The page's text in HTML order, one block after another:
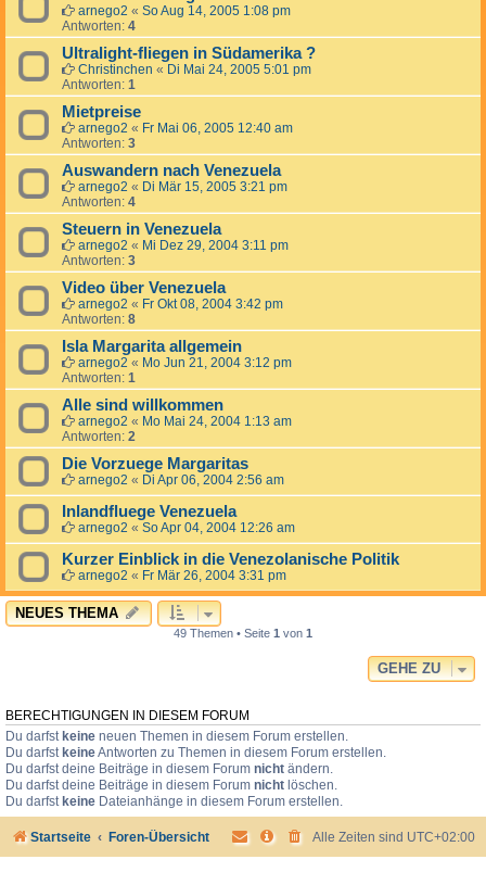
arnego2 « So Aug 14, 2005 1:08 pm
Antworten: 4
Ultralight-fliegen in Südamerika ?
Christinchen « Di Mai 24, 2005 5:01 pm
Antworten: 1
Mietpreise
arnego2 « Fr Mai 06, 2005 12:40 am
Antworten: 3
Auswandern nach Venezuela
arnego2 « Di Mär 15, 2005 3:21 pm
Antworten: 4
Steuern in Venezuela
arnego2 « Mi Dez 29, 2004 3:11 pm
Antworten: 3
Video über Venezuela
arnego2 « Fr Okt 08, 2004 3:42 pm
Antworten: 8
Isla Margarita allgemein
arnego2 « Mo Jun 21, 2004 3:12 pm
Antworten: 1
Alle sind willkommen
arnego2 « Mo Mai 24, 2004 1:13 am
Antworten: 2
Die Vorzuege Margaritas
arnego2 « Di Apr 06, 2004 2:56 am
Inlandfluege Venezuela
arnego2 « So Apr 04, 2004 12:26 am
Kurzer Einblick in die Venezolanische Politik
arnego2 « Fr Mär 26, 2004 3:31 pm
NEUES THEMA
49 Themen • Seite 1 von 1
GEHE ZU
BERECHTIGUNGEN IN DIESEM FORUM
Du darfst keine neuen Themen in diesem Forum erstellen.
Du darfst keineAntworten zu Themen in diesem Forum erstellen.
Du darfst deine Beiträge in diesem Forum nicht ändern.
Du darfst deine Beiträge in diesem Forum nicht löschen.
Du darfst keine Dateianhänge in diesem Forum erstellen.
Startseite Foren-Übersicht Alle Zeiten sind UTC+02:00